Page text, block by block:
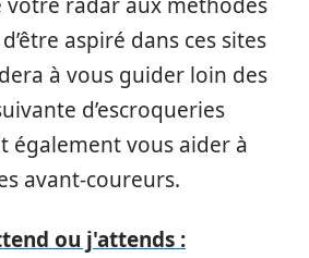
aspiré dans ces sites
à vous guider loin des
d’escroqueries
également vous aider à
avant-coureurs.
ou j'attends :